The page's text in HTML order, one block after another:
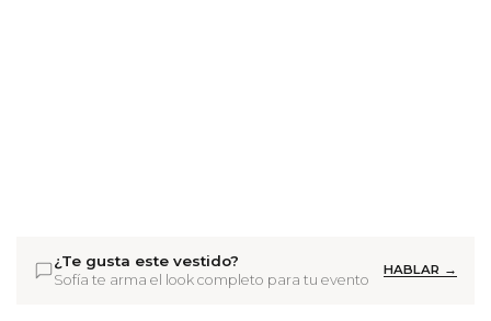
¿Te gusta este vestido?
Sofía te arma el look completo para tu evento
HABLAR →